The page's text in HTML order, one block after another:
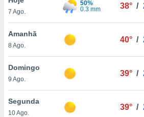
lhe
e
com
Pode
e
a
7 Ago.
50%
0.3 mm
38° /
Amanhã
8 Ago.
40° /
Domingo
9 Ago.
39° /
Segunda
10 Ago.
39° /